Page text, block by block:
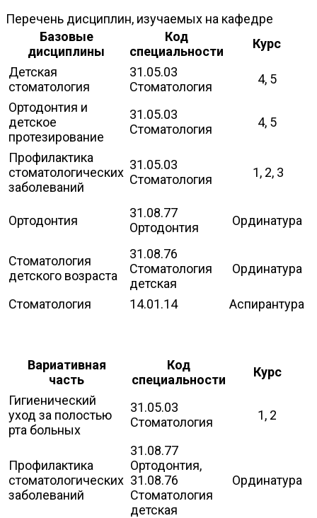
Перечень дисциплин, изучаемых на кафедре
Базовые
дисциплины
Код
специальности
Курс
Детская
стоматология
31.05.03
Стоматология
4, 5
Ортодонтия и
детское
протезирование
31.05.03
Стоматология
4, 5
Профилактика
стоматологических
заболеваний
31.05.03
Стоматология
1, 2, 3
Ортодонтия
31.08.77
Ортодонтия
Ординатура
Стоматология
детского возраста
31.08.76
Стоматология
детская
Ординатура
Стоматология 14.01.14 Аспирантура
Вариативная
часть
Код
специальности
Курс
Гигиенический
уход за полостью
рта больных
31.05.03
Стоматология
1, 2
Профилактика
стоматологических
заболеваний
31.08.77
Ортодонтия,
31.08.76
Стоматология
детская
Ординатура